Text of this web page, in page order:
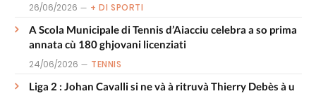
26/06/2026 + DI SPORTI
A Scola Municipale di Tennis d’Aiacciu celebra a so prima
annata cù 180 ghjovani licenziati
24/06/2026 TENNIS
Liga 2 : Johan Cavalli si ne và à ritruvà Thierry Debès à u